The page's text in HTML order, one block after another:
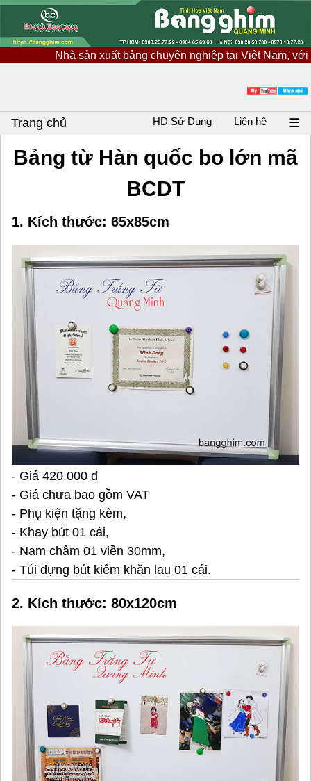
sản xuất bảng chuyên nghiệp tại Việt Nam, với nguồn
☰
Liên hệ
HD Sử Dụng
Trang chủ
Bảng từ Hàn quốc bo lớn mã
BCDT
1. Kích thước: 65x85cm
- Giá 420.000 đ
- Giá chưa bao gồm VAT
- Phụ kiện tặng kèm,
- Khay bút 01 cái,
- Nam châm 01 viền 30mm,
- Túi đựng bút kiêm khăn lau 01 cái.
2. Kích thước: 80x120cm